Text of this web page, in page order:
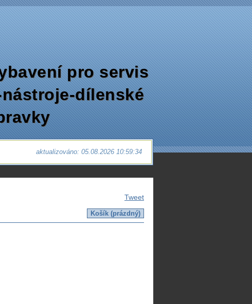
pro servis
dílenské
aktualizováno: 05.08.2026 10:59:34
Tweet